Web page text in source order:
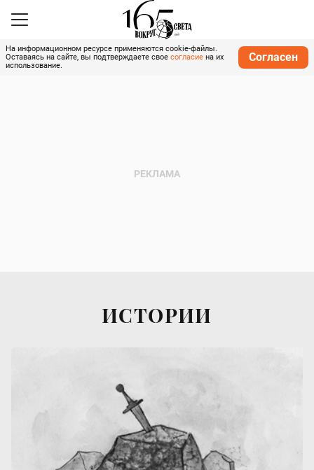
На информационном ресурсе применяются cookie-файлы.
Оставаясь на сайте, вы подтверждаете свое согласие на их
использование.
Согласен
ИСТОРИИ